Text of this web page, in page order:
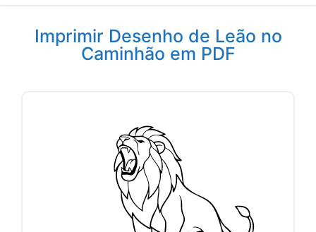
Imprimir Desenho de Leão no
Caminhão em PDF